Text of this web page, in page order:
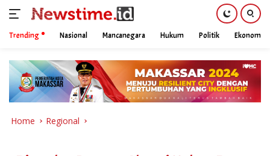
content
Trending Nasional Mancanegara Hukum Politik Ekonomi
Home Regional